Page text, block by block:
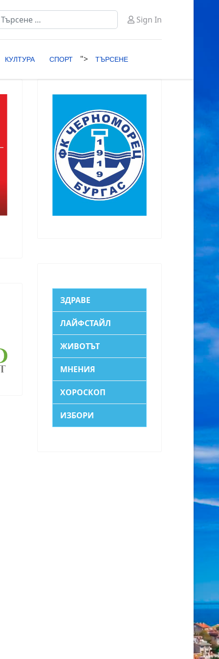
Sign In
КУЛТУРА СПОРТ "> ТЪРСЕНЕ
ЗДРАВЕ
ЛАЙФСТАЙЛ
ЖИВОТЪТ
МНЕНИЯ
ХОРОСКОП
ИЗБОРИ